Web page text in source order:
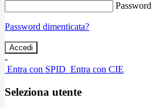
Password
Password dimenticata?
-
Entra con SPID Entra con CIE
Seleziona utente